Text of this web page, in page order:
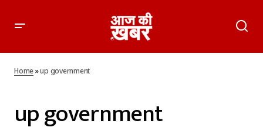
Home»up government
up government